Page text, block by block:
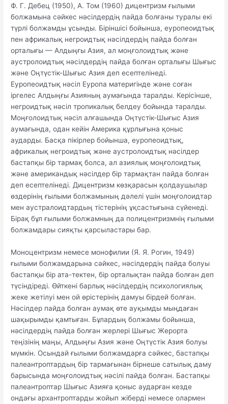
Ф. Г. Дебец (1950), А. Том (1960) дицентризм ғылыми
болжамына сәйкес нәсілдердің пайда болғаны туралы екі
түрлі болжамды ұсынды. Біріншісі бойынша, еуропеоидтық
пен африкалық негроидтық нәсілдердің пайда болған
орталығы — Алдыңғы Азия, ал моңғолоидтық және
аустролоидтық нәсілдердің пайда болған орталығы Шығыс
және Оңтүстік-Шығыс Азия деп есептелінеді.
Еуропеоидтық нәсіл Еуропа материгінде және соған
іргелес Алдыңғы Азияның аумағында таралды. Керісінше,
негроидтық нәсіл тропикалық белдеу бойында таралды.
Моңғолоидтық нәсіл алғашында Оңтүстік-Шығыс Азия
аумағында, одан кейін Америка құрлығына қоныс
аударды. Басқа пікірлер бойынша, еуропеоидтық,
африкалық негроидтық және аустролоидтық нәсілдер
бастапқы бір тармақ болса, ал азиялық моңғолоидтық
және американдық нәсілдер бір тармақтан пайда болған
деп есептелінеді. Дицентризм көзқарасын қолдаушылар
өздерінің ғылыми болжамының дәлелі үшін моңғолоидтар
мен аустралоидтардың тістерінің ұқсастығына сүйенеді.
Бірақ бұл ғылыми болжамның да полицентризмнің ғылыми
болжамдары сияқты қарсыластары бар.
Моноцентризм немесе монофилии (Я. Я. Рогин, 1949)
ғылыми болжамдарына сәйкес, нәсілдердің пайда болуы
бастапқы бір ата-тектен, бір орталықтан пайда болған деп
түсіндіреді. Өйткені барлық нәсілдердің психологиялық
жеке жетілуі мен ой өрістерінің дамуы бірдей болған.
Нәсілдер пайда болған аумақ өте ауқымды мыңдаған
шақырымды қамтыған. Бұлардың болжамы бойынша,
нәсілдердің пайда болған жерлері Шығыс Жерорта
теңізінің маңы, Алдыңғы Азия және Оңтүстік Азия болуы
мүмкін. Осындай ғылыми болжамдарға сәйкес, бастапқы
палеантроптардың бір тармағынан бірнеше сатылық даму
барысында моңғолоидтық нәсілі пайда болған. Бастапқы
палеантроптар Шығыс Азияға қоныс аударған кезде
ондағы архантроптарды жойып жіберді немесе олармен